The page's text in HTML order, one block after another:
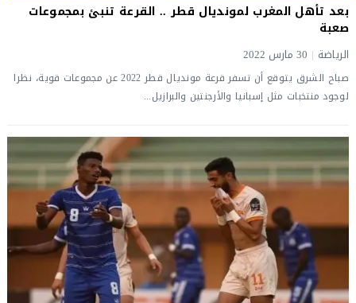
بعد تأهل المغرب لمونديال قطر .. القرعة تنبئ بمجموعات
صعبة
الرياضة 30 مارس 2022
صباح الشرق يتوقع أن تسفر قرعة مونديال قطر 2022 عن مجموعات قوية، نظرا
لوجود منتخبات مثل إسبانيا والأرجنتين والبرازيل...